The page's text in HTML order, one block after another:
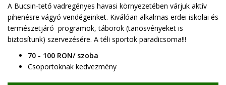
A Bucsin-tető vadregényes havasi környezetében várjuk aktív
pihenésre vágyó vendégeinket. Kiválóan alkalmas erdei iskolai és
természetjáró programok, táborok (tanösvényeket is
biztosítunk) szervezésére. A téli sportok paradicsoma!!!
70 - 100 RON/ szoba
Csoportoknak kedvezmény